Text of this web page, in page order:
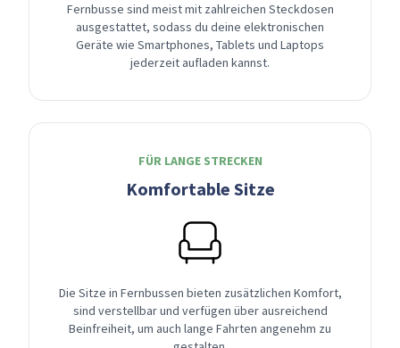
Fernbusse sind meist mit zahlreichen Steckdosen
ausgestattet, sodass du deine elektronischen
Geräte wie Smartphones, Tablets und Laptops
jederzeit aufladen kannst.
FÜR LANGE STRECKEN
Komfortable Sitze
Die Sitze in Fernbussen bieten zusätzlichen Komfort,
sind verstellbar und verfügen über ausreichend
Beinfreiheit, um auch lange Fahrten angenehm zu